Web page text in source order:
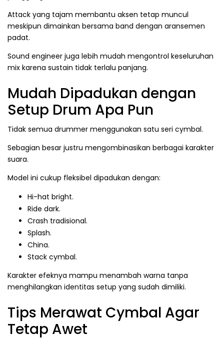
Attack yang tajam membantu aksen tetap muncul
meskipun dimainkan bersama band dengan aransemen
padat.
Sound engineer juga lebih mudah mengontrol keseluruhan
mix karena sustain tidak terlalu panjang.
Mudah Dipadukan dengan
Setup Drum Apa Pun
Tidak semua drummer menggunakan satu seri cymbal.
Sebagian besar justru mengombinasikan berbagai karakter
suara.
Model ini cukup fleksibel dipadukan dengan:
Hi-hat bright.
Ride dark.
Crash tradisional.
Splash.
China.
Stack cymbal.
Karakter efeknya mampu menambah warna tanpa
menghilangkan identitas setup yang sudah dimiliki.
Tips Merawat Cymbal Agar
Tetap Awet